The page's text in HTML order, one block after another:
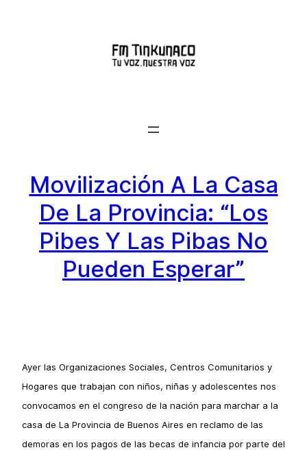
Movilización A La Casa
De La Provincia: “Los
Pibes Y Las Pibas No
Pueden Esperar”
Ayer las Organizaciones Sociales, Centros Comunitarios y
Hogares que trabajan con niños, niñas y adolescentes nos
convocamos en el congreso de la nación para marchar a la
casa de La Provincia de Buenos Aires en reclamo de las
demoras en los pagos de las becas de infancia por parte del